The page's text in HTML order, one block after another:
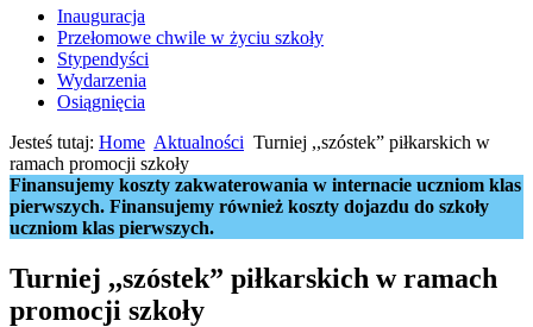
Inauguracja
Przełomowe chwile w życiu szkoły
Stypendyści
Wydarzenia
Osiągnięcia
Jesteś tutaj: Home Aktualności Turniej ,,szóstek” piłkarskich w
ramach promocji szkoły
Finansujemy koszty zakwaterowania w internacie uczniom klas
pierwszych. Finansujemy również koszty dojazdu do szkoły
uczniom klas pierwszych.
Turniej ,,szóstek” piłkarskich w ramach
promocji szkoły